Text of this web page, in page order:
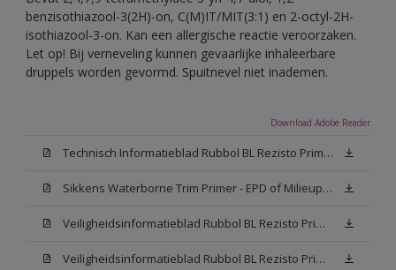
benzisothiazool-3(2H)-on, C(M)IT/MIT(3:1) en 2-octyl-2H-
isothiazool-3-on. Kan een allergische reactie veroorzaken.
Let op! Bij verneveling kunnen gevaarlijke inhaleerbare
druppels worden gevormd. Spuitnevel niet inademen.
Download Adobe Reader
Technisch Informatieblad Rubbol BL Rezisto Primer (New Livery) (PDF)
Sikkens Waterborne Trim Primer - EPD of Milieuproductverklaring
Veiligheidsinformatieblad Rubbol BL Rezisto Primer N00 (MSDS)
Veiligheidsinformatieblad Rubbol BL Rezisto Primer White (MSDS)